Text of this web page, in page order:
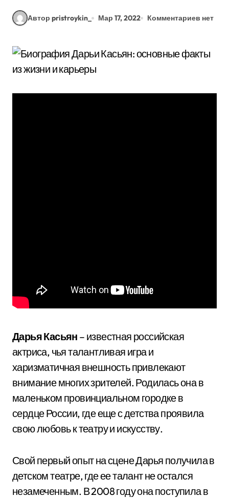
Автор pristroykin_ Мар 17, 2022 Комментариев нет
Дарья Касьян – известная российская
актриса, чья талантливая игра и
харизматичная внешность привлекают
внимание многих зрителей. Родилась она в
маленьком провинциальном городке в
сердце России, где еще с детства проявила
свою любовь к театру и искусству.
Свой первый опыт на сцене Дарья получила в
детском театре, где ее талант не остался
незамеченным. В 2008 году она поступила в